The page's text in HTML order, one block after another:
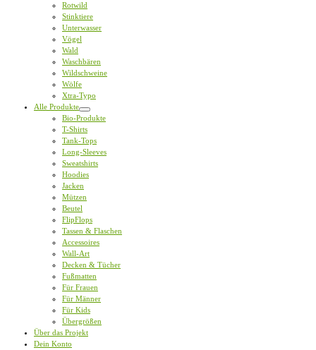
Rotwild
Stinktiere
Unterwasser
Vögel
Wald
Waschbären
Wildschweine
Wölfe
Xtra-Typo
Alle Produkte
Bio-Produkte
T-Shirts
Tank-Tops
Long-Sleeves
Sweatshirts
Hoodies
Jacken
Mützen
Beutel
FlipFlops
Tassen & Flaschen
Accessoires
Wall-Art
Decken & Tücher
Fußmatten
Für Frauen
Für Männer
Für Kids
Übergrößen
Über das Projekt
Dein Konto